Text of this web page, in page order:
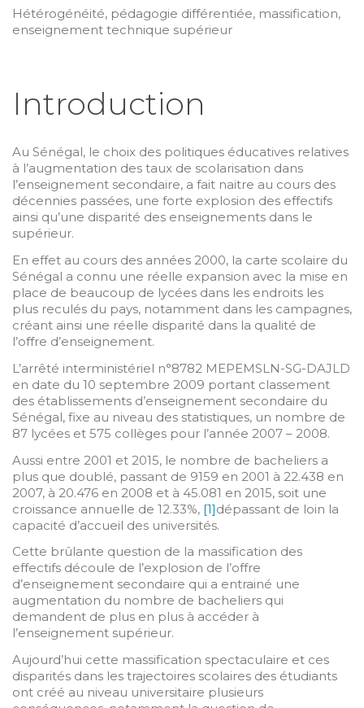
Hétérogénéité, pédagogie différentiée, massification,
enseignement technique supérieur
Introduction
Au Sénégal, le choix des politiques éducatives relatives
à l’augmentation des taux de scolarisation dans
l’enseignement secondaire, a fait naitre au cours des
décennies passées, une forte explosion des effectifs
ainsi qu’une disparité des enseignements dans le
supérieur.
En effet au cours des années 2000, la carte scolaire du
Sénégal a connu une réelle expansion avec la mise en
place de beaucoup de lycées dans les endroits les
plus reculés du pays, notamment dans les campagnes,
créant ainsi une réelle disparité dans la qualité de
l’offre d’enseignement.
L’arrêté interministériel n°8782 MEPEMSLN-SG-DAJLD
en date du 10 septembre 2009 portant classement
des établissements d’enseignement secondaire du
Sénégal, fixe au niveau des statistiques, un nombre de
87 lycées et 575 collèges pour l’année 2007 – 2008.
Aussi entre 2001 et 2015, le nombre de bacheliers a
plus que doublé, passant de 9159 en 2001 à 22.438 en
2007, à 20.476 en 2008 et à 45.081 en 2015, soit une
croissance annuelle de 12.33%, [1]dépassant de loin la
capacité d’accueil des universités.
Cette brûlante question de la massification des
effectifs découle de l’explosion de l’offre
d’enseignement secondaire qui a entrainé une
augmentation du nombre de bacheliers qui
demandent de plus en plus à accéder à
l’enseignement supérieur.
Aujourd’hui cette massification spectaculaire et ces
disparités dans les trajectoires scolaires des étudiants
ont créé au niveau universitaire plusieurs